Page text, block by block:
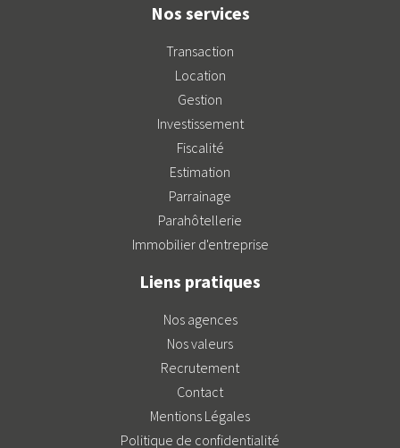
Nos services
Transaction
Location
Gestion
Investissement
Fiscalité
Estimation
Parrainage
Parahôtellerie
Immobilier d'entreprise
Liens pratiques
Nos agences
Nos valeurs
Recrutement
Contact
Mentions Légales
Politique de confidentialité